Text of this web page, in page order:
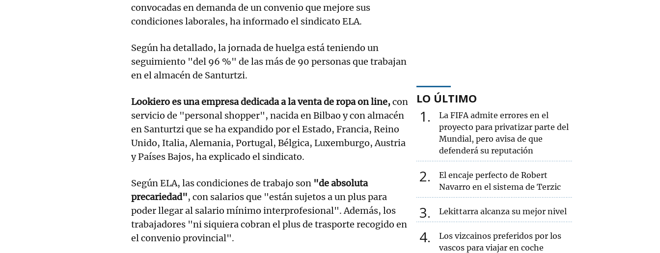
convocadas en demanda de un convenio que mejore sus
condiciones laborales, ha informado el sindicato ELA.
Según ha detallado, la jornada de huelga está teniendo un
seguimiento "del 96 %" de las más de 90 personas que trabajan
en el almacén de Santurtzi.
Lookiero es una empresa dedicada a la venta de ropa on line,con
servicio de "personal shopper", nacida en Bilbao y con almacén
en Santurtzi que se ha expandido por el Estado, Francia, Reino
Unido, Italia, Alemania, Portugal, Bélgica, Luxemburgo, Austria
y Países Bajos, ha explicado el sindicato.
Según ELA, las condiciones de trabajo son "de absoluta
precariedad", con salarios que "están sujetos a un plus para
poder llegar al salario mínimo interprofesional". Además, los
trabajadores "ni siquiera cobran el plus de trasporte recogido en
el convenio provincial".
LO ÚLTIMO
1
La FIFA admite errores en el
proyecto para privatizar parte del
Mundial, pero avisa de que
defenderá su reputación
2
El encaje perfecto de Robert
Navarro en el sistema de Terzic
3 Lekittarra alcanza su mejor nivel
4
Los vizcainos preferidos por los
vascos para viajar en coche